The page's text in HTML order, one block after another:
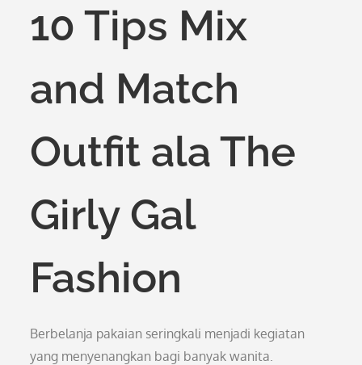
10 Tips Mix
and Match
Outfit ala The
Girly Gal
Fashion
Berbelanja pakaian seringkali menjadi kegiatan
yang menyenangkan bagi banyak wanita.